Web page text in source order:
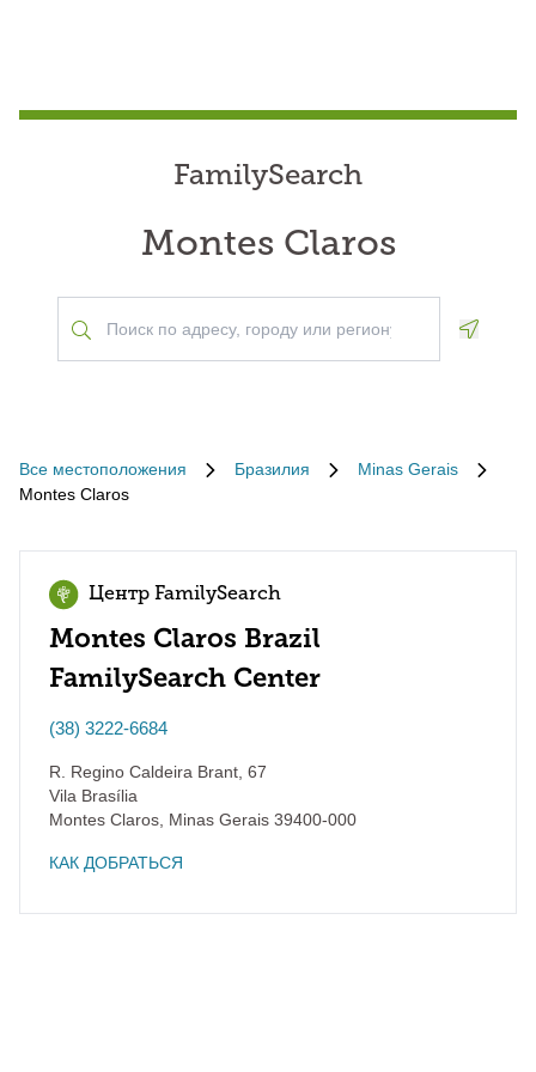
FamilySearch
Montes Claros
Все местоположения Бразилия
Minas Gerais
Montes Claros
Центр FamilySearch
Montes Claros Brazil
FamilySearch Center
(38) 3222-6684
R. Regino Caldeira Brant, 67
Vila Brasília
Montes Claros Minas Gerais 39400-000
КАК ДОБРАТЬСЯ